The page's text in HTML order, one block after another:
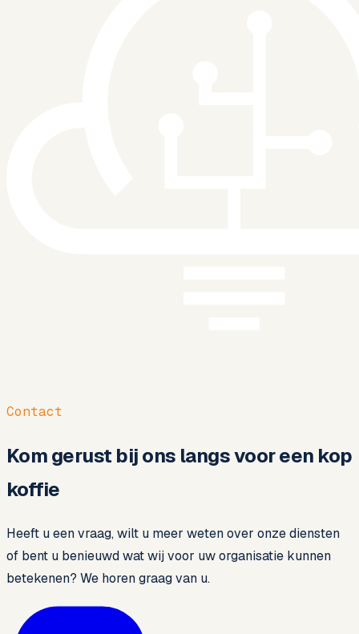
Contact
Kom gerust bij ons langs voor een kop
koffie
Heeft u een vraag, wilt u meer weten over onze diensten
of bent u benieuwd wat wij voor uw organisatie kunnen
betekenen? We horen graag van u.